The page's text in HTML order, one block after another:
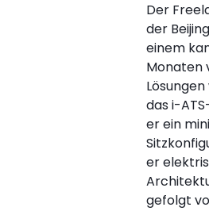
Der
der
einem
Monaten
das i-
er ein
er
gefolgt